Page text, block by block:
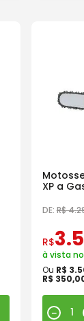
XP a
DE:R$4.
R$3.
à vista
Ou R$ 3.
R$ 350,
－